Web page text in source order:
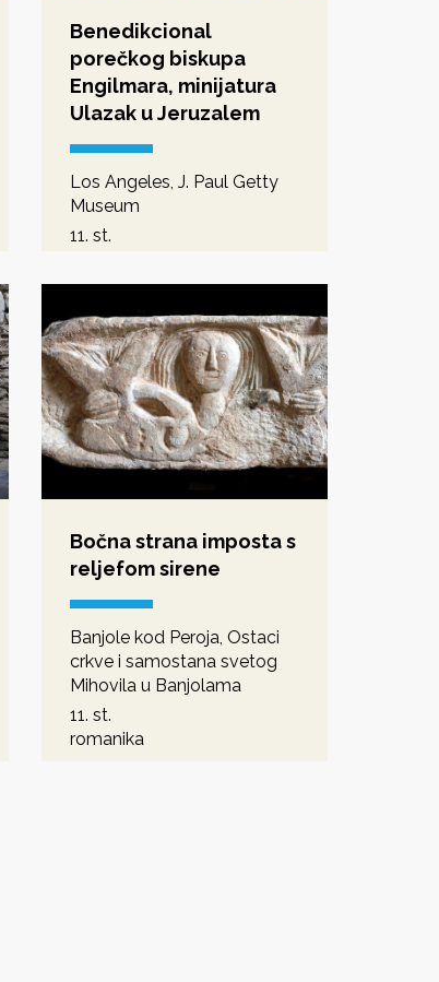
Benedikcional
porečkog biskupa
Engilmara, minijatura
Ulazak u Jeruzalem
Los Angeles, J. Paul Getty
Museum
11. st.
Bočna strana imposta s
reljefom sirene
Banjole kod Peroja, Ostaci
crkve i samostana svetog
Mihovila u Banjolama
11. st.
romanika